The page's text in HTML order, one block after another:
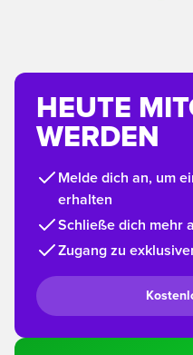
HEUTE
WERDEN
Melde dich an, um
erhalten
Schließe dich mehr
Zugang zu